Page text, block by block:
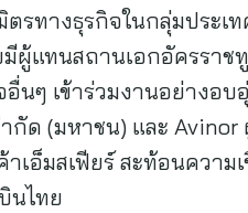
รทางธุรกิจในกลุ่มประ
มีผู้แทนสถานเอกอัครรา
นๆ เข้าร่วมงานอย่างอ
กัด (มหาชน) และ
เอ็มสเฟียร์ สะท้อนควา
นไทย